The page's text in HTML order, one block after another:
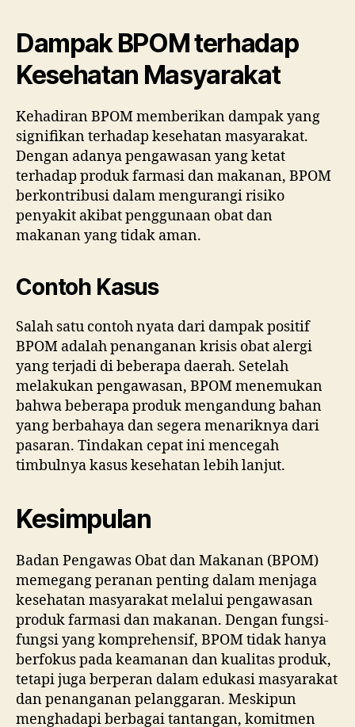
Dampak BPOM terhadap
Kesehatan Masyarakat
Kehadiran BPOM memberikan dampak yang
signifikan terhadap kesehatan masyarakat.
Dengan adanya pengawasan yang ketat
terhadap produk farmasi dan makanan, BPOM
berkontribusi dalam mengurangi risiko
penyakit akibat penggunaan obat dan
makanan yang tidak aman.
Contoh Kasus
Salah satu contoh nyata dari dampak positif
BPOM adalah penanganan krisis obat alergi
yang terjadi di beberapa daerah. Setelah
melakukan pengawasan, BPOM menemukan
bahwa beberapa produk mengandung bahan
yang berbahaya dan segera menariknya dari
pasaran. Tindakan cepat ini mencegah
timbulnya kasus kesehatan lebih lanjut.
Kesimpulan
Badan Pengawas Obat dan Makanan (BPOM)
memegang peranan penting dalam menjaga
kesehatan masyarakat melalui pengawasan
produk farmasi dan makanan. Dengan fungsi-
fungsi yang komprehensif, BPOM tidak hanya
berfokus pada keamanan dan kualitas produk,
tetapi juga berperan dalam edukasi masyarakat
dan penanganan pelanggaran. Meskipun
menghadapi berbagai tantangan, komitmen